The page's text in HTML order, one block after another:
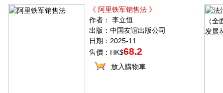
《 阿里铁军销售法 》
作者： 李立恒
出版：中国友谊出版公司
日期：2025-11
售價：HK$68.2
放入購物車